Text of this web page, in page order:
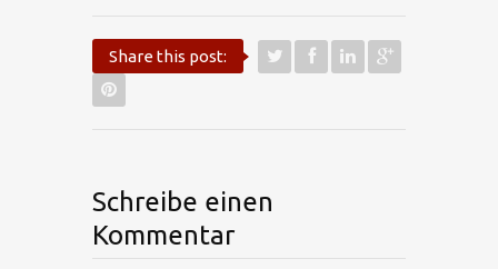
Share this post:
Schreibe einen
Kommentar